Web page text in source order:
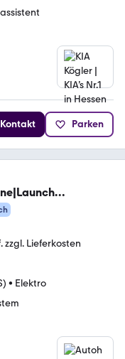
Kontakt Parken
zzgl. Lieferkosten
• Elektro